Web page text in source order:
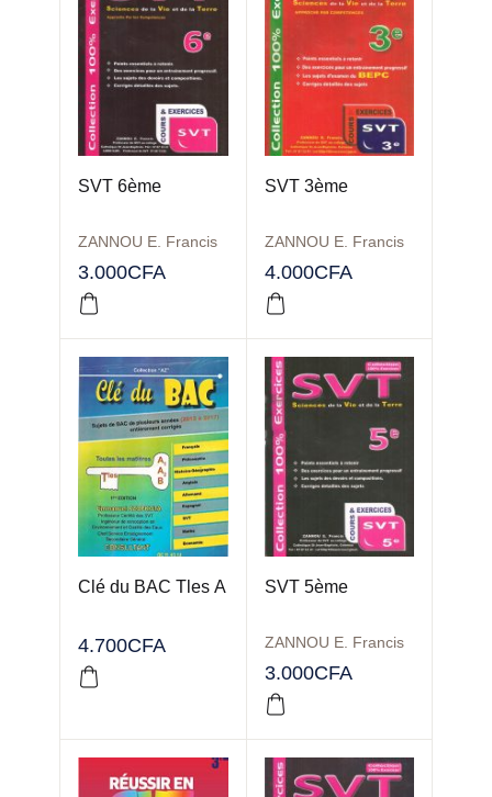
SVT 6ème
ZANNOU E. Francis
3.000CFA
SVT 3ème
ZANNOU E. Francis
4.000CFA
Clé du BAC Tles A
4.700CFA
SVT 5ème
ZANNOU E. Francis
3.000CFA